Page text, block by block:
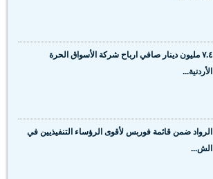
٧.٤ مليون دينار صافي ارباح شركة الأسواق الحرة
الأردنية...
الرواد ضمن قائمة فوربس لأقوى الرؤساء التنفيذيين في
الش...